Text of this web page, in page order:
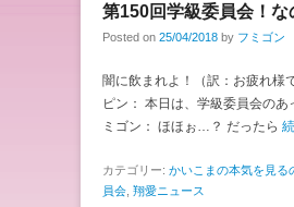
第150回学級委員会！な
Posted on 25/04/2018 by フミゴン
闇に飲まれよ！（訳：お疲れ様
ピン： 本日は、学級委員会のあ
ミゴン： ほほぉ…？ だったら
カテゴリー: かいこまの本気を見る
員会 翔愛ニュース